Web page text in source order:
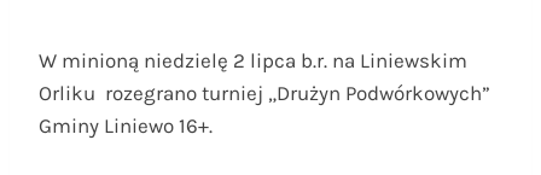
W minioną niedzielę 2 lipca b.r. na Liniewskim
Orliku rozegrano turniej „Drużyn Podwórkowych”
Gminy Liniewo 16+.